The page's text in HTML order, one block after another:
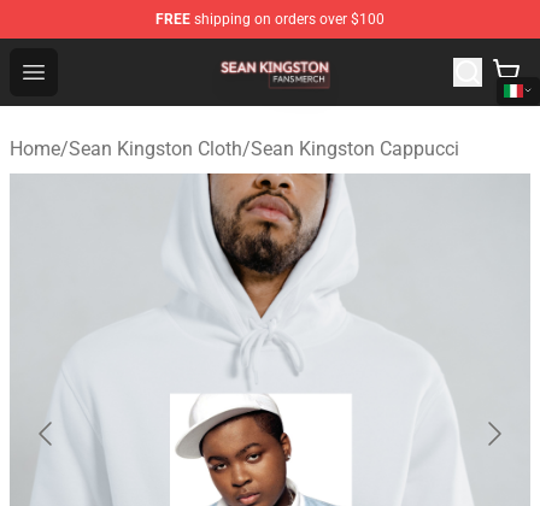
FREE shipping on orders over $100
Open menu
Sean Kingston Shop - Official Sean Kingston
Home/Sean Kingston Cloth/Sean Kingston Cappucci